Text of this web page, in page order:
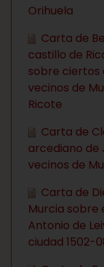
Orihuela
Carta de
castillo de
sobre ciertos
vecinos de
Ricote
Carta de
arcediano de
vecinos de
Carta de
Murcia
Antonio de
ciudad 1502-